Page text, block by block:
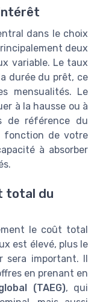
dans le choix
deux
variable. Le taux
durée du prêt, ce
mensualités. Le
à la hausse ou à
de référence du
fonction de votre
à absorber
total du
le coût total
est élevé, plus le
important. Il
en prenant en
(TAEG), qui